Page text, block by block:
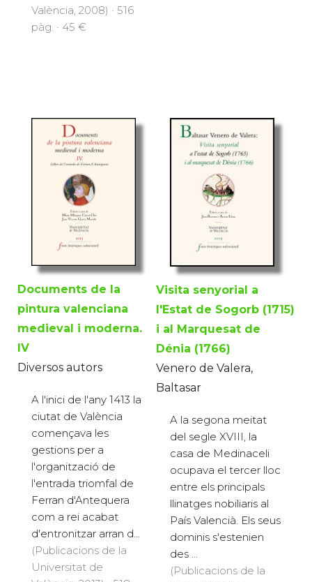
València, 2008) · 516
pàg. · 45 €
Documents de la
pintura valenciana
medieval i moderna.
IV
Diversos autors
A l'inici de l'any 1413 la
ciutat de València
començava les
gestions per a
l'organització de
l'entrada triomfal de
Ferran d'Antequera
com a rei acabat
d'entronitzar arran d...
(Publicacions de la
Universitat de
Visita senyorial a
l'Estat de Sogorb (1715)
i al Marquesat de
Dénia (1766)
Venero de Valera,
Baltasar
A la segona meitat
del segle XVIII, la
casa de Medinaceli
ocupava el tercer lloc
entre els principals
llinatges nobiliaris al
País Valencià. Els seus
dominis s'estenien
des ...
(Publicacions de la